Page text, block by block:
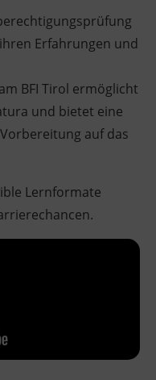
Erfahrungen und
BFI Tirol ermöglicht
und bietet eine
auf das
Lernformate